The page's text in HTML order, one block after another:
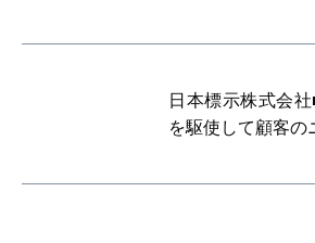
日本標示株式会
を駆使して顧客の